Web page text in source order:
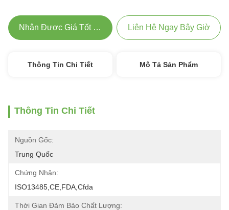
Nhận Được Giá Tốt Nhất Liên Hệ Ngay Bây Giờ
Thông Tin Chi Tiết Mô Tả Sản Phẩm
Thông Tin Chi Tiết
Nguồn Gốc:
Trung Quốc
Chứng Nhận:
ISO13485,CE,FDA,Cfda
Thời Gian Đảm Bảo Chất Lượng: